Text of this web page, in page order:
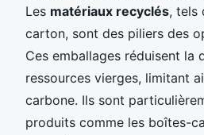
Les matériaux recyclés, tels
carton, sont des piliers des
Ces emballages réduisent la
ressources vierges, limitant
carbone. Ils sont
produits comme les boîtes-